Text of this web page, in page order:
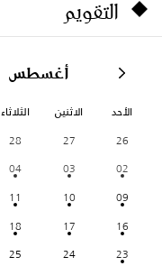
التقويم
أغسطس
الأحد الاثنين الثلاثاء
26
27
28
02
03
04
09
10
11
16
17
18
23
24
25